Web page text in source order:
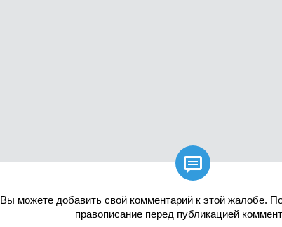

Вы можете добавить свой комментарий к этой жалобе.
правописание перед публикацией